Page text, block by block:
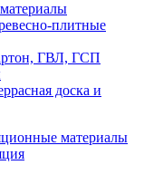
плитные
ГВЛ, ГСП
доска и
материалы